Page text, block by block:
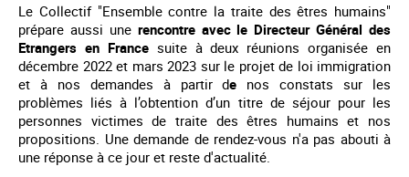
Le Collectif "Ensemble contre la traite des êtres humains"
prépare aussi une rencontre avec le Directeur Général des
Etrangers en Francesuite à deux réunions organisée en
décembre 2022 et mars 2023 sur le projet de loi immigration
et à nos demandes à partir de nos constats sur les
problèmes liés à l’obtention d’un titre de séjour pour les
personnes victimes de traite des êtres humains et nos
propositions. Une demande de rendez-vous n'a pas abouti à
une réponse à ce jour et reste d'actualité.